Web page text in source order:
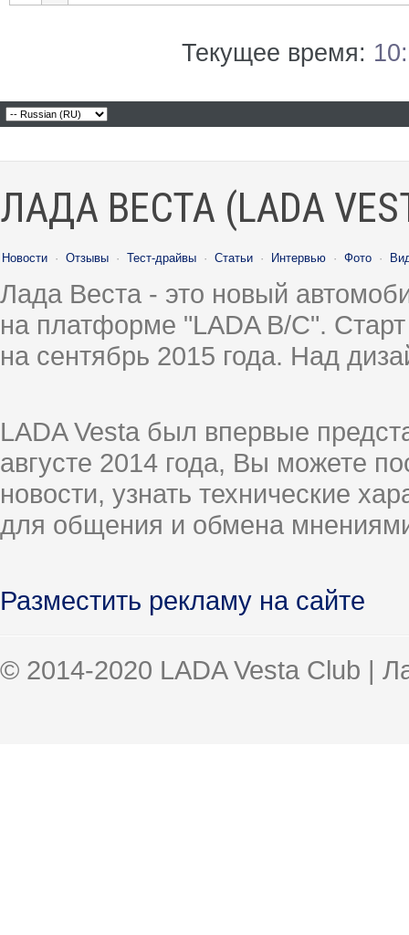
Текущее время:
ЛАДА ВЕСТА (LADA
Новости · Отзывы · Тест-драйвы · Статьи · Интервью · Фото ·
Лада Веста - это новый
на платформе "LADA B/C".
на сентябрь 2015 года. Над
LADA Vesta был впервые
августе 2014 года, Вы можете
новости, узнать технические
для общения и обмена
Разместить рекламу на сайте
© 2014-2020 LADA Vesta Club |